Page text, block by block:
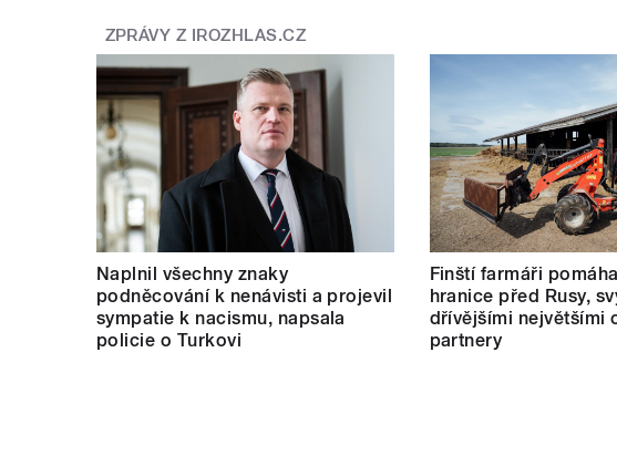
pause
ZPRÁVY Z IROZHLAS.CZ
Naplnil všechny znaky
podněcování k nenávisti a projevil
sympatie k nacismu, napsala
policie o Turkovi
Finští farmáři
hranice před Rusy,
dřívějšími největšími
partnery